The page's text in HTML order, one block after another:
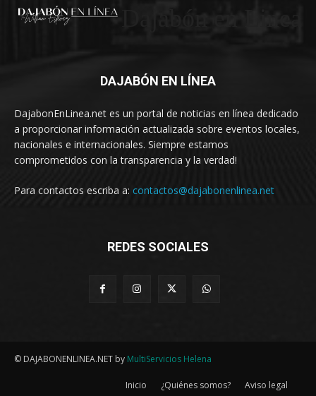
DAJABÓN EN LÍNEA
DajabonEnLinea.net es un portal de noticias en línea dedicado
a proporcionar información actualizada sobre eventos locales,
nacionales e internacionales. Siempre estamos
comprometidos con la transparencia y la verdad!
Para contactos escriba a: contactos@dajabonenlinea.net
REDES SOCIALES
© DAJABONENLINEA.NET by MultiServicios Helena
Inicio ¿Quiénes somos?
Aviso legal